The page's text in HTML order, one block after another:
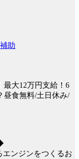
助
最大12万円支給！6
昼食無料/土日休み/
エンジンをつくるお